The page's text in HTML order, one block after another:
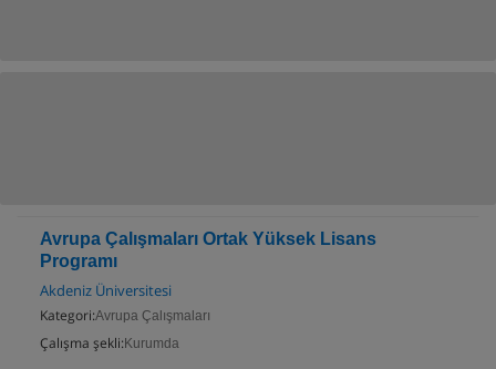
Avrupa Çalışmaları Ortak Yüksek Lisans
Programı
Akdeniz Üniversitesi
Kategori:Avrupa Çalışmaları
Çalışma şekli: Kurumda